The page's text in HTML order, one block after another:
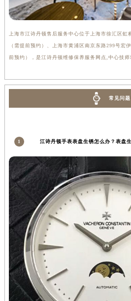
上海市江诗丹顿售后服务中心位于上海市徐汇区虹
（需提前预约）、上海市黄浦区南京东路299号宏
前预约），是江诗丹顿维修保养服务网点,中心技师
常见问题
1 江诗丹顿手表表盘生锈怎么办？表盘